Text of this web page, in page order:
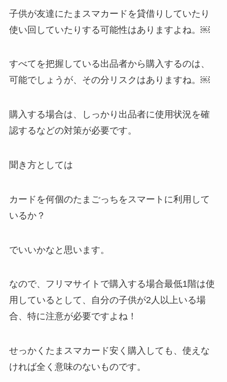
子供が友達にたまスマカードを貸借りしていたり
使い回していたりする可能性はありますよね。￼
すべてを把握している出品者から購入するのは、
可能でしょうが、その分リスクはありますね。￼
購入する場合は、しっかり出品者に使用状況を確
認するなどの対策が必要です。
聞き方としては
カードを何個のたまごっちをスマートに利用して
いるか？
でいいかなと思います。
なので、フリマサイトで購入する場合最低1階は使
用しているとして、自分の子供が2人以上いる場
合、特に注意が必要ですよね！
せっかくたまスマカード安く購入しても、使えな
ければ全く意味のないものです。